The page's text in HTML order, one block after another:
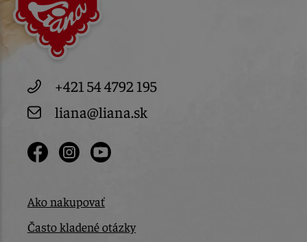
+421 54 4792 195
liana@liana.sk
Ako nakupovať
Často kladené otázky